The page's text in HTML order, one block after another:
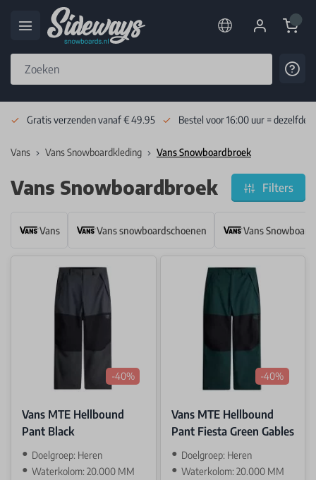
Cart
Gratis verzenden vanaf € 49.95 Bestel voor 16:00 uur = dezelfde
Vans Vans Snowboardkleding Vans Snowboardbroek
Vans Snowboardbroek Filters
Vans Vans snowboardschoenen Vans
-40%
Vans MTE Hellbound
Pant Black
Doelgroep: Heren
Waterkolom: 20.000 MM
-40%
Vans MTE Hellbound
Pant Fiesta Green Gables
Doelgroep: Heren
Waterkolom: 20.000 MM